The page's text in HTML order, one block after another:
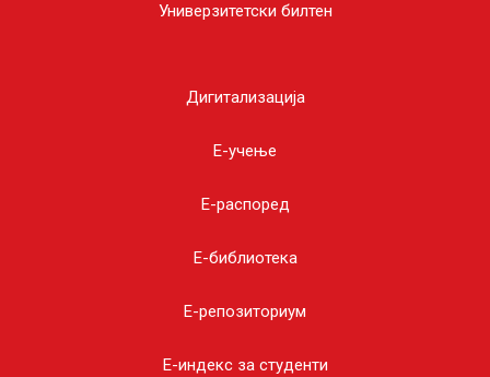
Универзитетски билтен
Дигитализација
E-учење
Е-распоред
Е-библиотека
Е-репозиториум
E-индекс за студенти